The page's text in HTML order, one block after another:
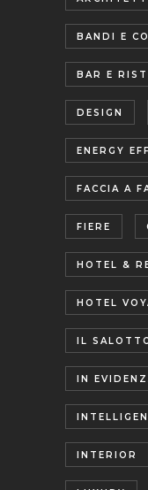
BANDI E
BAR E
DESIGN
ENERGY
FACCIA A
FIERE
HOTEL &
HOTEL
IL
IN
INTERIOR